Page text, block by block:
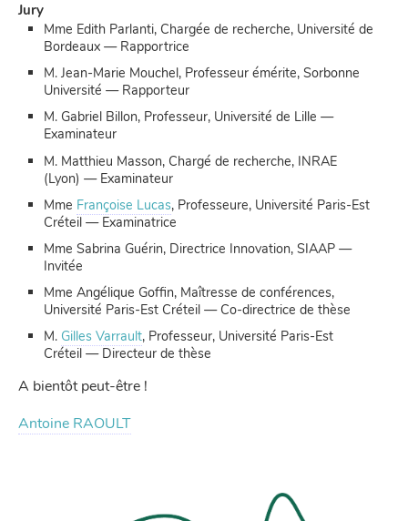
Jury
Mme Edith Parlanti, Chargée de recherche, Université de
Bordeaux — Rapportrice
M. Jean-Marie Mouchel, Professeur émérite, Sorbonne
Université — Rapporteur
M. Gabriel Billon, Professeur, Université de Lille —
Examinateur
M. Matthieu Masson, Chargé de recherche, INRAE
(Lyon) — Examinateur
Mme Françoise Lucas, Professeure, Université Paris-Est
Créteil — Examinatrice
Mme Sabrina Guérin, Directrice Innovation, SIAAP —
Invitée
Mme Angélique Goffin, Maîtresse de conférences,
Université Paris-Est Créteil — Co-directrice de thèse
M. Gilles Varrault, Professeur, Université Paris-Est
Créteil — Directeur de thèse
A bientôt peut-être !
Antoine RAOULT